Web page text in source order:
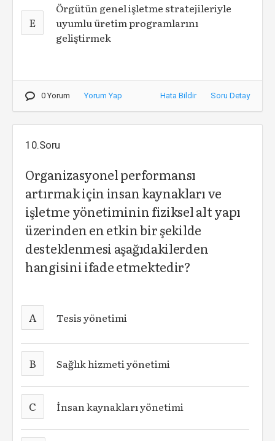
E
Örgütün genel işletme stratejileriyle
uyumlu üretim programlarını
geliştirmek
0 Yorum Yorum Yap Hata Bildir Soru Detay
10.Soru
Organizasyonel performansı
artırmak için insan kaynakları ve
işletme yönetiminin fiziksel alt yapı
üzerinden en etkin bir şekilde
desteklenmesi aşağıdakilerden
hangisini ifade etmektedir?
A Tesis yönetimi
B Sağlık hizmeti yönetimi
C İnsan kaynakları yönetimi